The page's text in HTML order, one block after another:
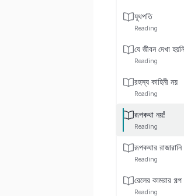
যূথপতি
Reading
যে জীবন দেখা হয়নি
Reading
রহস্য কাহিনী নয়
Reading
রূপকথা নয়!
Reading
রূপকথার রাজারানি
Reading
রেলের কামরার গল্প
Reading